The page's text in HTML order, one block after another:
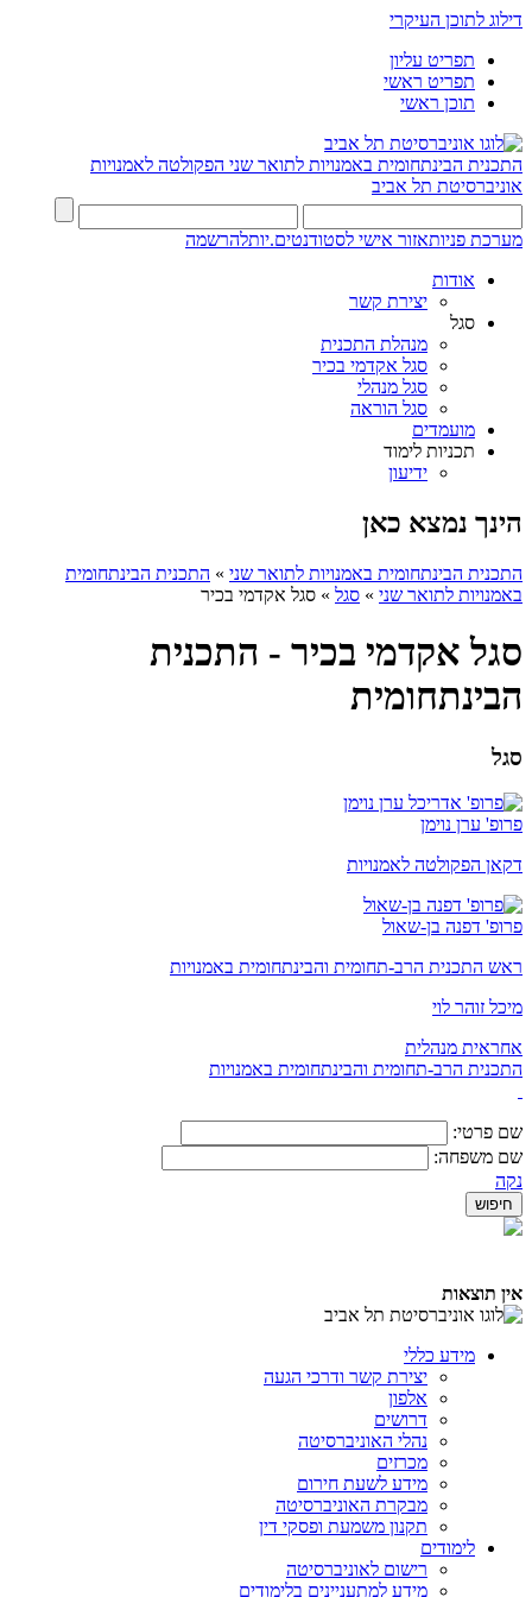
דילוג לתוכן העיקרי
תפריט עליון
תפריט ראשי
תוכן ראשי
התכנית הבינתחומית באמנויות לתואר שני הפקולטה לאמנויות
אוניברסיטת תל אביב
מערכת פניותאזור אישי לסטודנטים.יותלהרשמה
אודות
יצירת קשר
סגל
מנהלת התכנית
סגל אקדמי בכיר
סגל מנהלי
סגל הוראה
מועמדים
תכניות לימוד
ידיעון
הינך נמצא כאן
התכנית הבינתחומית באמנויות לתואר שני » התכנית הבינתחומית
באמנויות לתואר שני » סגל » סגל אקדמי בכיר
סגל אקדמי בכיר - התכנית
הבינתחומית
סגל
פרופ' ערן נוימן
דקאן הפקולטה לאמנויות
פרופ' דפנה בן-שאול
ראש התכנית הרב-תחומית והבינתחומית באמנויות
מיכל זוהר לוי
אחראית מנהלית
התכנית הרב-תחומית והבינתחומית באמנויות
שם פרטי:
שם משפחה:
נקה
אין תוצאות
מידע כללי
יצירת קשר ודרכי הגעה
אלפון
דרושים
נהלי האוניברסיטה
מכרזים
מידע לשעת חירום
מבקרת האוניברסיטה
תקנון משמעת ופסקי דין
לימודים
רישום לאוניברסיטה
מידע למתעניינים בלימודים